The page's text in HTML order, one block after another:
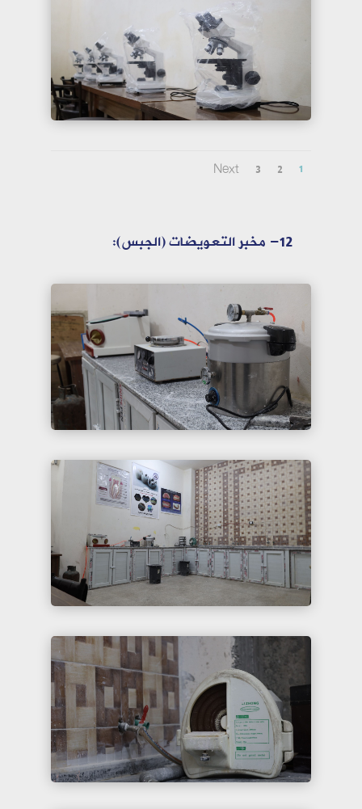
1
2
3
Next
12- مخبر التعويضات (الجبس):